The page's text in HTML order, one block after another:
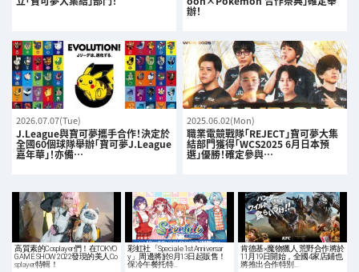
辦！
2026.07.07(Tue)
J.League與寶可夢攜手合作！決定於
全國60個球隊舉辦「寶可夢J.League
嘉年華」！亦備…
2025.06.02(Mon)
職業電競戰隊「REJECT」寶可夢大集
結部門獲得「WCS2025 6月日本預
選」優勝！確定參與…
高質素的Cosplayer們！在TOKYO
GAME SHOW 2022發現的美人Co
splayer特輯！
彩虹社「Speciale 1st Anniversar
y」周邊將於8月13日起販售！
保冷午餐托特…
肯德基×魔物獵人 荒野合作將於
11月19日開始，全國4家店鋪也
將推出合作特別…